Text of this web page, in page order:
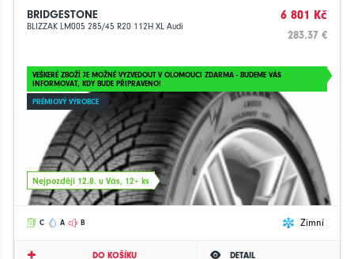
BRIDGESTONE
BLIZZAK LM005 285/45 R20 112H XL Audi
6 801 Kč
283.37 €
VEŠKERÉ ZBOŽÍ JE MOŽNÉ VYZVEDOUT V OLOMOUCI ZDARMA - BUDEME VÁS
INFORMOVAT, KDY BUDE PŘIPRAVENO!
PRÉMIOVÝ VÝROBCE
Nejpozději 12.8. u Vás, 12+ ks
C A B Zimní
DO KOŠÍKU DETAIL